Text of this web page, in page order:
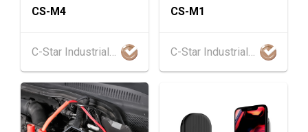
1-5
香港
01.09.2026 - 05.09.2026
國際名表薈萃 2026 (香港會議展覽中心)
1-5
SEP
香港
01.09.2026 - 05.09.2026
香港貿發局香港鐘表展 2026 (香港會議展覽中
心)
CS-M4
C-Star Industrial Limited
CS-M1
C-Star Industrial Limited